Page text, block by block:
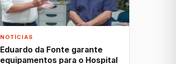
NOTÍCIAS
Eduardo da Fonte garante
equipamentos para o Hospital